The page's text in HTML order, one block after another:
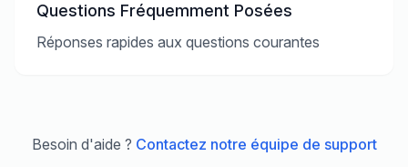
Questions Fréquemment Posées
Réponses rapides aux questions courantes
Besoin d'aide ? Contactez notre équipe de support